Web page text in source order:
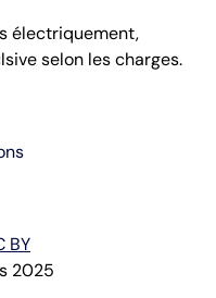
électriquement,
selon les charges.
BY
2025